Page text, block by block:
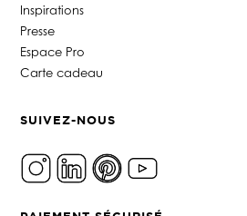
Inspirations
Presse
Espace Pro
Carte cadeau
SUIVEZ-NOUS